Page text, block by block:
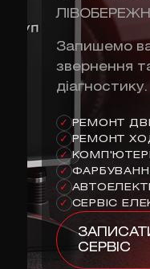
Запишемо
звернення
діагностику.
✓ РЕМОНТ
✓ РЕМОНТ
✓
✓
✓
✓ СЕРВІС
СЕРВІС